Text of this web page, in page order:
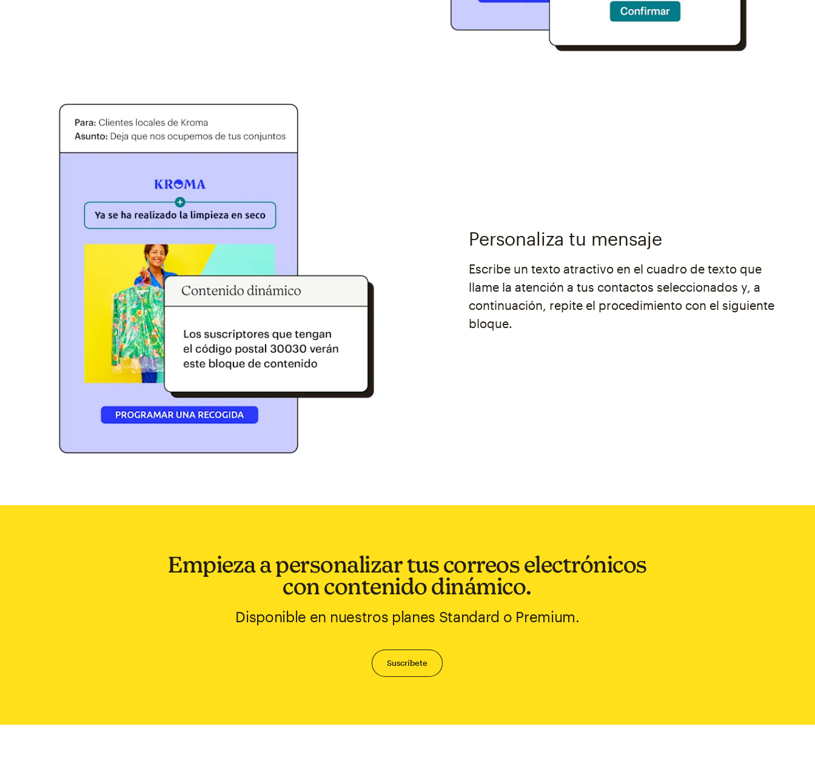
Personaliza tu mensaje
Escribe un texto atractivo en el cuadro de texto que
llame la atención a tus contactos seleccionados y, a
continuación, repite el procedimiento con el siguiente
bloque.
Empieza a personalizar tus correos electrónicos
con contenido dinámico.
Disponible en nuestros planes Standard o Premium.
Suscríbete